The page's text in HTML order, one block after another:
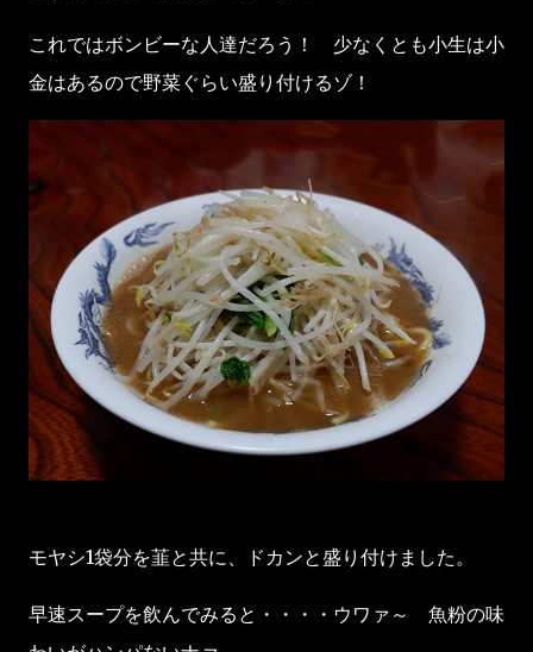
これではボンビーな人達だろう！ 少なくとも小生は小
金はあるので野菜ぐらい盛り付けるゾ！
モヤシ1袋分を韮と共に、ドカンと盛り付けました。
早速スープを飲んでみると・・・・ウワァ～ 魚粉の味